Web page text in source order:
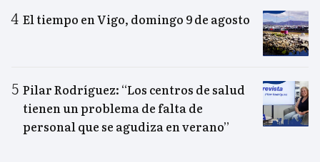
El tiempo en Vigo, domingo 9 de agosto
Pilar Rodríguez: “Los centros de salud
tienen un problema de falta de
personal que se agudiza en verano”